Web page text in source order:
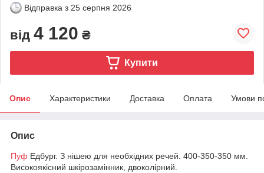
Відправка з 25 серпня 2026
від 4 120 ₴
Купити
Опис Характеристики Доставка Оплата Умови
Опис
Пуф Едбург. З нішею для необхідних речей. 400-350-350 мм.
Високоякісний шкірозамінник, двоколірний.